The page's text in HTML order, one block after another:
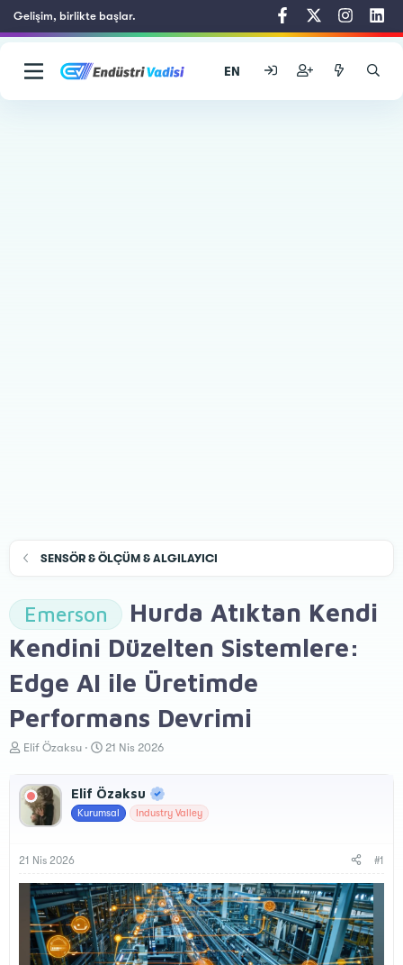
Gelişim, birlikte başlar.
EN
SENSÖR & ÖLÇÜM & ALGILAYICI
Emerson
Hurda Atıktan Kendi
Kendini Düzelten Sistemlere:
Edge AI ile Üretimde
Performans Devrimi
K
u
u
a
Elif Özaksu
B
l
a
t
a
r
i
h
21 Nis 2026
Elif Özaksu
Kurumsal Industry Valley
21 Nis 2026 #1